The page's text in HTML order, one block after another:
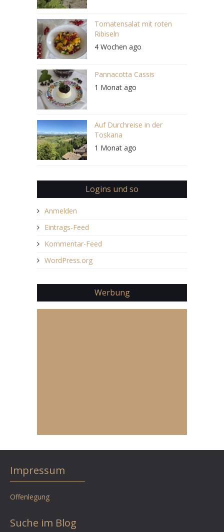
Tomatensalat mit roten
Ribiseln
4 Wochen ago
Pannacotta Cassis
1 Monat ago
Auf Durchreise in der
Toskana
1 Monat ago
Logins und so
Anmelden
Eintrags-Feed
Kommentar-Feed
WordPress.org
Werbung
Impressum
Offenlegung
Suche im Blog